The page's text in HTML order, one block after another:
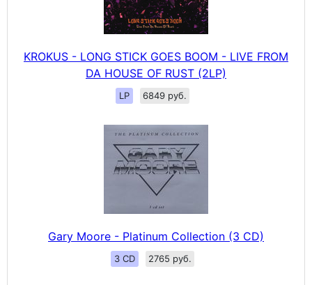
KROKUS - LONG STICK GOES BOOM - LIVE FROM
DA HOUSE OF RUST (2LP)
LP 6849 руб.
Gary Moore - Platinum Collection (3 CD)
3 CD 2765 руб.